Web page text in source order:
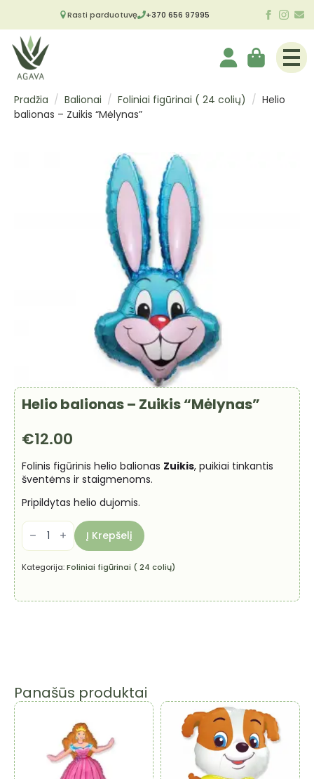
Rasti parduotuvę +370 656 97995
Pradžia Balionai Foliniai figūrinai ( 24 colių)
Helio
balionas – Zuikis “Mėlynas”
Helio balionas – Zuikis “Mėlynas”
€12.00
Folinis figūrinis helio balionas Zuikis, puikiai tinkantis
šventėms ir staigmenoms.
Pripildytas helio dujomis.
produkto
kiekis:
Helio
balionas
-
Zuikis
Į Krepšelį
Kategorija:Foliniai figūrinai ( 24 colių)
Panašūs produktai